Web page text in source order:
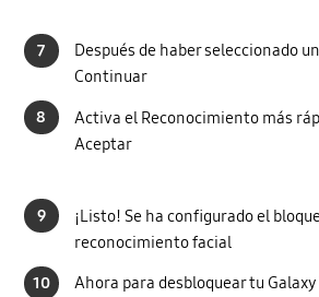
7
Después de haber seleccionado
Continuar
8
Activa el Reconocimiento más
Aceptar
9
¡Listo! Se ha configurado el
reconocimiento facial
10
Ahora para desbloquear tu